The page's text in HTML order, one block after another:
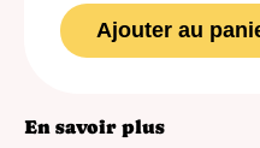
Noël
pour
grands-
parents
Ajouter au
En savoir plus